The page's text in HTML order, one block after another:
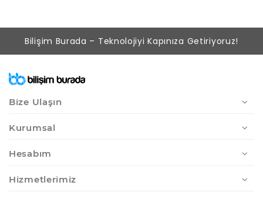
Bilişim Burada – Teknolojiyi Kapınıza Getiriyoruz!
Bize Ulaşın
Kurumsal
Hesabım
Hizmetlerimiz